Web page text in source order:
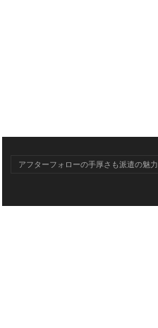
アフターフォローの手厚さも派遣の魅力